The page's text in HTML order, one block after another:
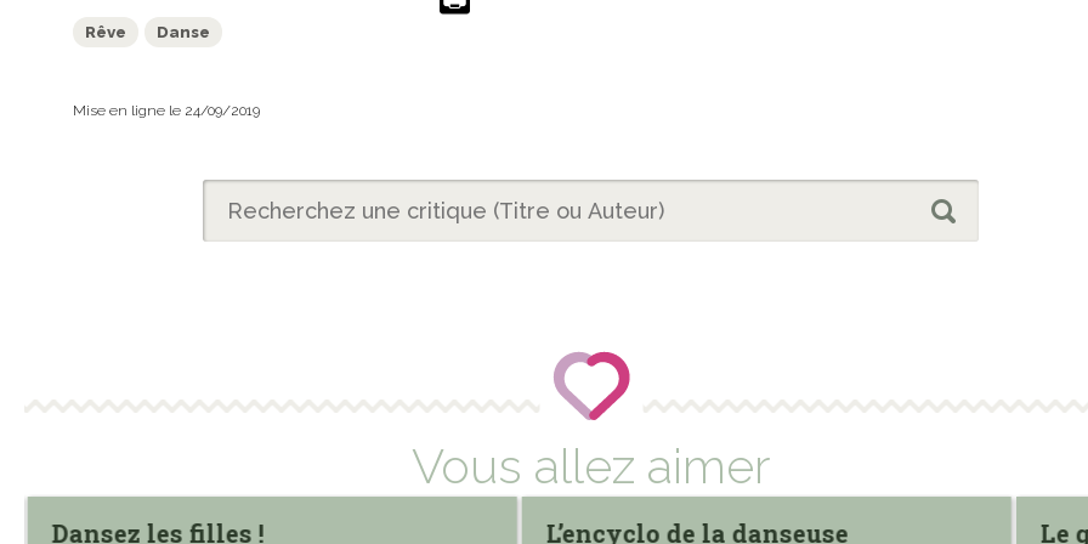
Rêve Danse
Mise en ligne le 24/09/2019
Vous allez aimer
Dansez les filles ! L’encyclo de la danseuse Le